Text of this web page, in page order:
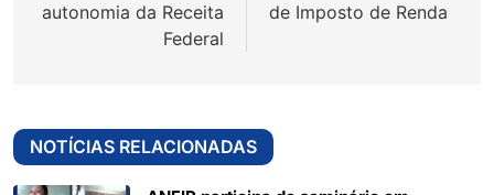
autonomia da Receita
Federal
de Imposto de Renda
NOTÍCIAS RELACIONADAS